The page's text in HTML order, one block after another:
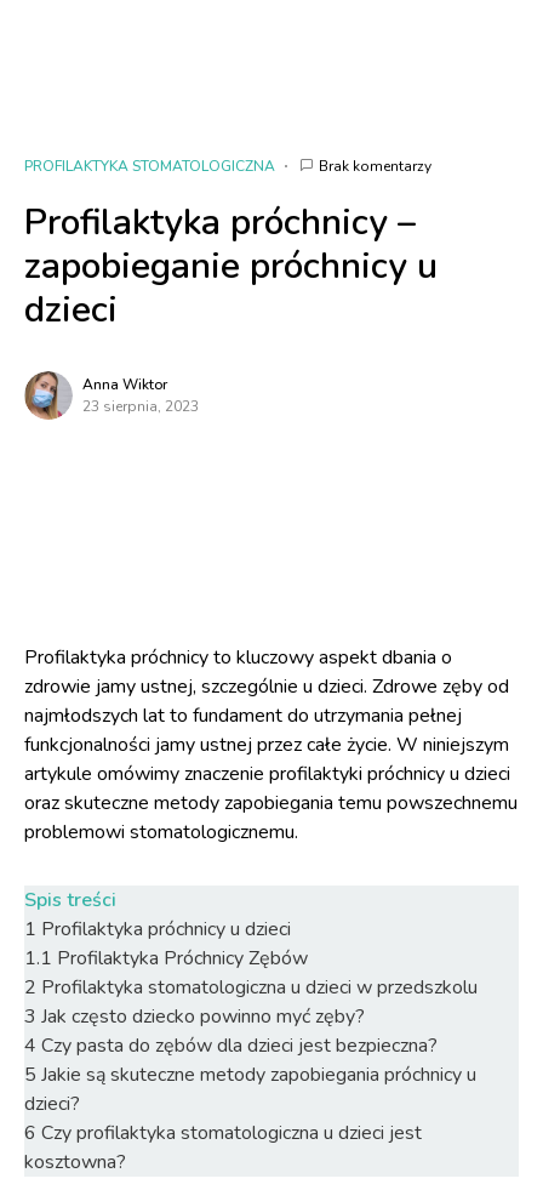
PROFILAKTYKA STOMATOLOGICZNA Brak komentarzy
Profilaktyka próchnicy –
zapobieganie próchnicy u
dzieci
Anna Wiktor
23 sierpnia, 2023
Profilaktyka próchnicy to kluczowy aspekt dbania o
zdrowie jamy ustnej, szczególnie u dzieci. Zdrowe zęby od
najmłodszych lat to fundament do utrzymania pełnej
funkcjonalności jamy ustnej przez całe życie. W niniejszym
artykule omówimy znaczenie profilaktyki próchnicy u dzieci
oraz skuteczne metody zapobiegania temu powszechnemu
problemowi stomatologicznemu.
Spis treści
1 Profilaktyka próchnicy u dzieci
1.1 Profilaktyka Próchnicy Zębów
2 Profilaktyka stomatologiczna u dzieci w przedszkolu
3 Jak często dziecko powinno myć zęby?
4 Czy pasta do zębów dla dzieci jest bezpieczna?
5 Jakie są skuteczne metody zapobiegania próchnicy u
dzieci?
6 Czy profilaktyka stomatologiczna u dzieci jest
kosztowna?